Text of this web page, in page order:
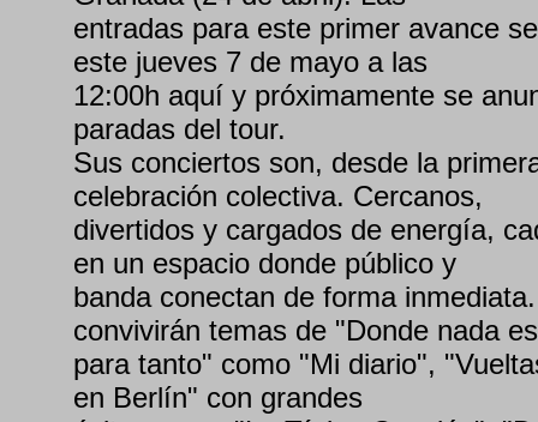
entradas para este primer avance
este jueves 7 de mayo a las
12:00h aquí y próximamente se
paradas del tour.
Sus conciertos son, desde la
celebración colectiva. Cercanos,
divertidos y cargados de energía,
en un espacio donde público y
banda conectan de forma
convivirán temas de "Donde nada es
para tanto" como "Mi diario",
en Berlín" con grandes